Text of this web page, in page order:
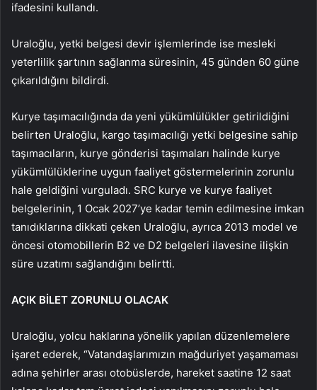
ifadesini kullandı.
Uraloğlu, yetki belgesi devir işlemlerinde ise mesleki
yeterlilik şartının sağlanma süresinin, 45 günden 60 güne
çıkarıldığını bildirdi.
Kurye taşımacılığında da yeni yükümlülükler getirildiğini
belirten Uraloğlu, kargo taşımacılığı yetki belgesine sahip
taşımacıların, kurye gönderisi taşımaları halinde kurye
yükümlülüklerine uygun faaliyet göstermelerinin zorunlu
hale geldiğini vurguladı. SRC kurye ve kurye faaliyet
belgelerinin, 1 Ocak 2027’ye kadar temin edilmesine imkan
tanıdıklarına dikkati çeken Uraloğlu, ayrıca 2013 model ve
öncesi otomobillerin B2 ve D2 belgeleri ilavesine ilişkin
süre uzatımı sağlandığını belirtti.
AÇIK BİLET ZORUNLU OLACAK
Uraloğlu, yolcu haklarına yönelik yapılan düzenlemelere
işaret ederek, “Vatandaşlarımızın mağduriyet yaşamaması
adına şehirler arası otobüslerde, hareket saatine 12 saat